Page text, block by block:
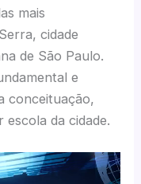
mais
cidade
de São Paulo.
e
conceituação,
da cidade.